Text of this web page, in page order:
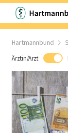
Hartmannbund
Ärztin/Arzt